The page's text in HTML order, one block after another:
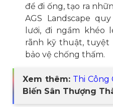
để đi ống, tạo ra
AGS Landscape
lưới, đi ngầm khéo
rãnh kỹ thuật, tuyệt
bảo vệ chống thấm.
Xem thêm: Thi Công
Biến Sân Thượng